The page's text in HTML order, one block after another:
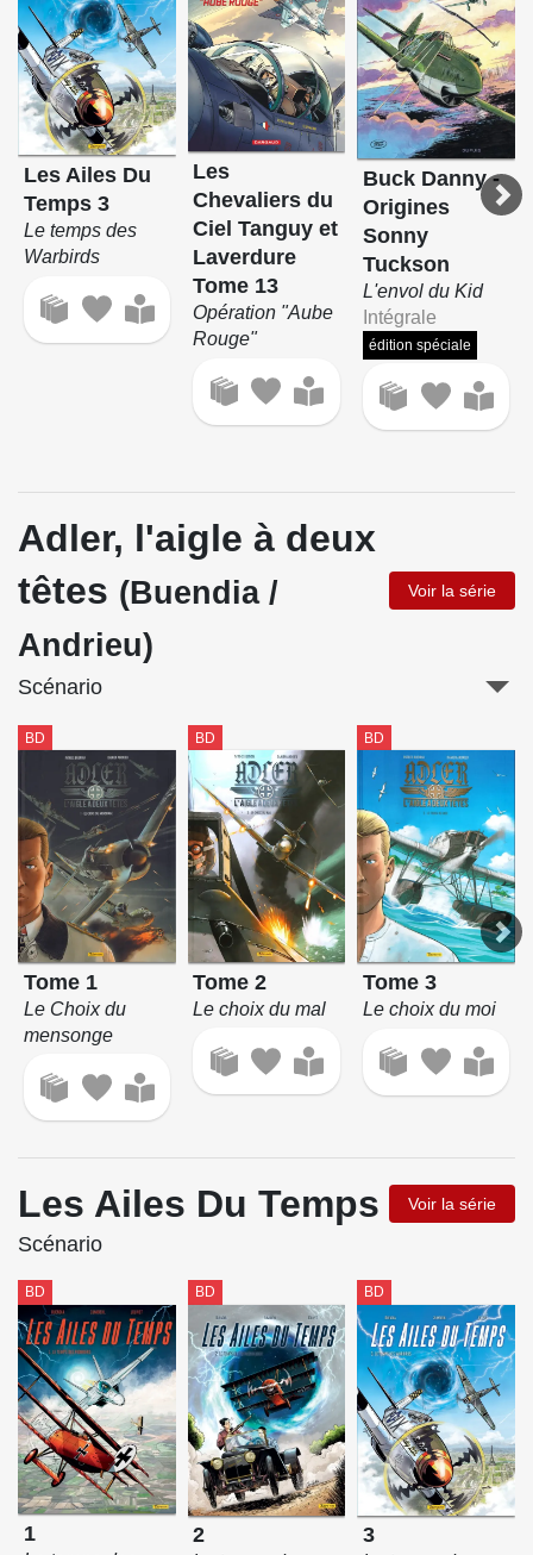
Une aventure "Classic" de Tanguy et Laverdure
Thomas Silane
Unité Félin
Les Ailes Du
Temps 3
Le temps des
Warbirds
Les
Chevaliers du
Ciel Tanguy et
Laverdure
Tome 13
Opération "Aube
Rouge"
Buck Danny -
Origines
Sonny
Tuckson
L'envol du Kid
Intégrale
édition spéciale
Adler, l'aigle à deux
têtes (Buendia /
Andrieu)
Voir la série
Scénario
BD
Tome 1
Le Choix du
mensonge
BD
Tome 2
Le choix du mal
BD
Tome 3
Le choix du moi
Les Ailes Du Temps Voir la série
Scénario
BD
1
BD
2
BD
3